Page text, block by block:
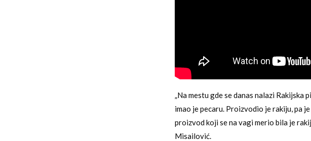
„Na mestu gde se danas nalazi
imao je pecaru. Proizvodio je rakiju, pa
proizvod koji se na vagi merio bila je
Misailović.